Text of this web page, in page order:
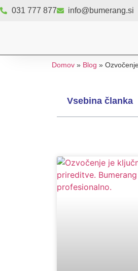
031 777 877 info@bumerang.si
Domov » Blog »
Vsebina članka